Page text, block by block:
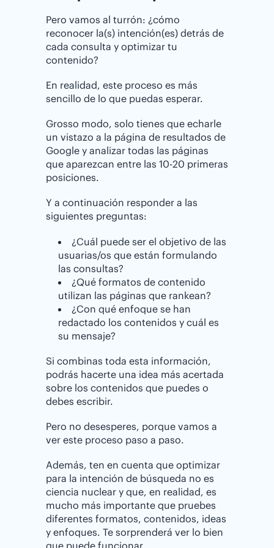
Pero vamos al turrón: ¿cómo
reconocer la(s) intención(es) detrás de
cada consulta y optimizar tu
contenido?
En realidad, este proceso es más
sencillo de lo que puedas esperar.
Grosso modo, solo tienes que echarle
un vistazo a la página de resultados de
Google y analizar todas las páginas
que aparezcan entre las 10-20 primeras
posiciones.
Y a continuación responder a las
siguientes preguntas:
¿Cuál puede ser el objetivo de las
usuarias/os que están formulando
las consultas?
¿Qué formatos de contenido
utilizan las páginas que rankean?
¿Con qué enfoque se han
redactado los contenidos y cuál es
su mensaje?
Si combinas toda esta información,
podrás hacerte una idea más acertada
sobre los contenidos que puedes o
debes escribir.
Pero no desesperes, porque vamos a
ver este proceso paso a paso.
Además, ten en cuenta que optimizar
para la intención de búsqueda no es
ciencia nuclear y que, en realidad, es
mucho más importante que pruebes
diferentes formatos, contenidos, ideas
y enfoques. Te sorprenderá ver lo bien